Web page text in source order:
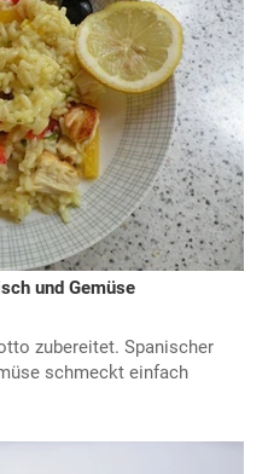
und Gemüse
zubereitet. Spanischer
schmeckt einfach